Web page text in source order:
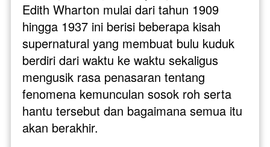
Edith Wharton mulai dari tahun 1909
hingga 1937 ini berisi beberapa kisah
supernatural yang membuat bulu kuduk
berdiri dari waktu ke waktu sekaligus
mengusik rasa penasaran tentang
fenomena kemunculan sosok roh serta
hantu tersebut dan bagaimana semua itu
akan berakhir.